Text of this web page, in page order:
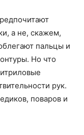
а не, скажем,
пальцы и
Но что
рук.
поваров и